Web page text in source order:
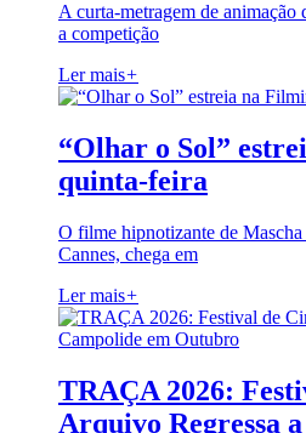
A curta-metragem de
a competição
Ler mais+
“Olhar o Sol”
quinta-feira
O filme hipnotizante de
Cannes, chega em
Ler mais+
TRAÇA 2026:
Arquivo Regressa